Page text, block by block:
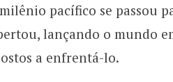
pacífico se passou
lançando o mundo
a enfrentá-lo.